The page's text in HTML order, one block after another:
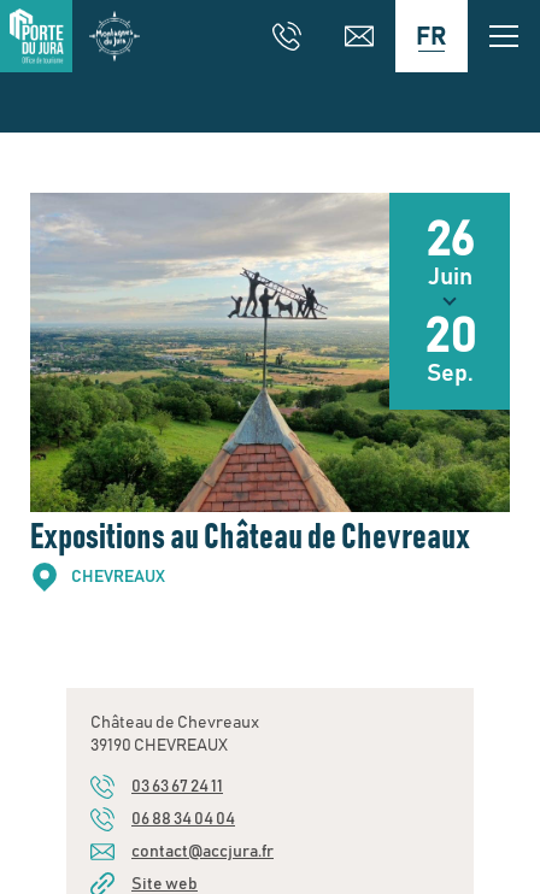
FR
26
Juin
20
Sep.
Expositions au Château de Chevreaux
CHEVREAUX
Château de Chevreaux
39190 CHEVREAUX
03 63 67 24 11
06 88 34 04 04
contact@accjura.fr
Site web